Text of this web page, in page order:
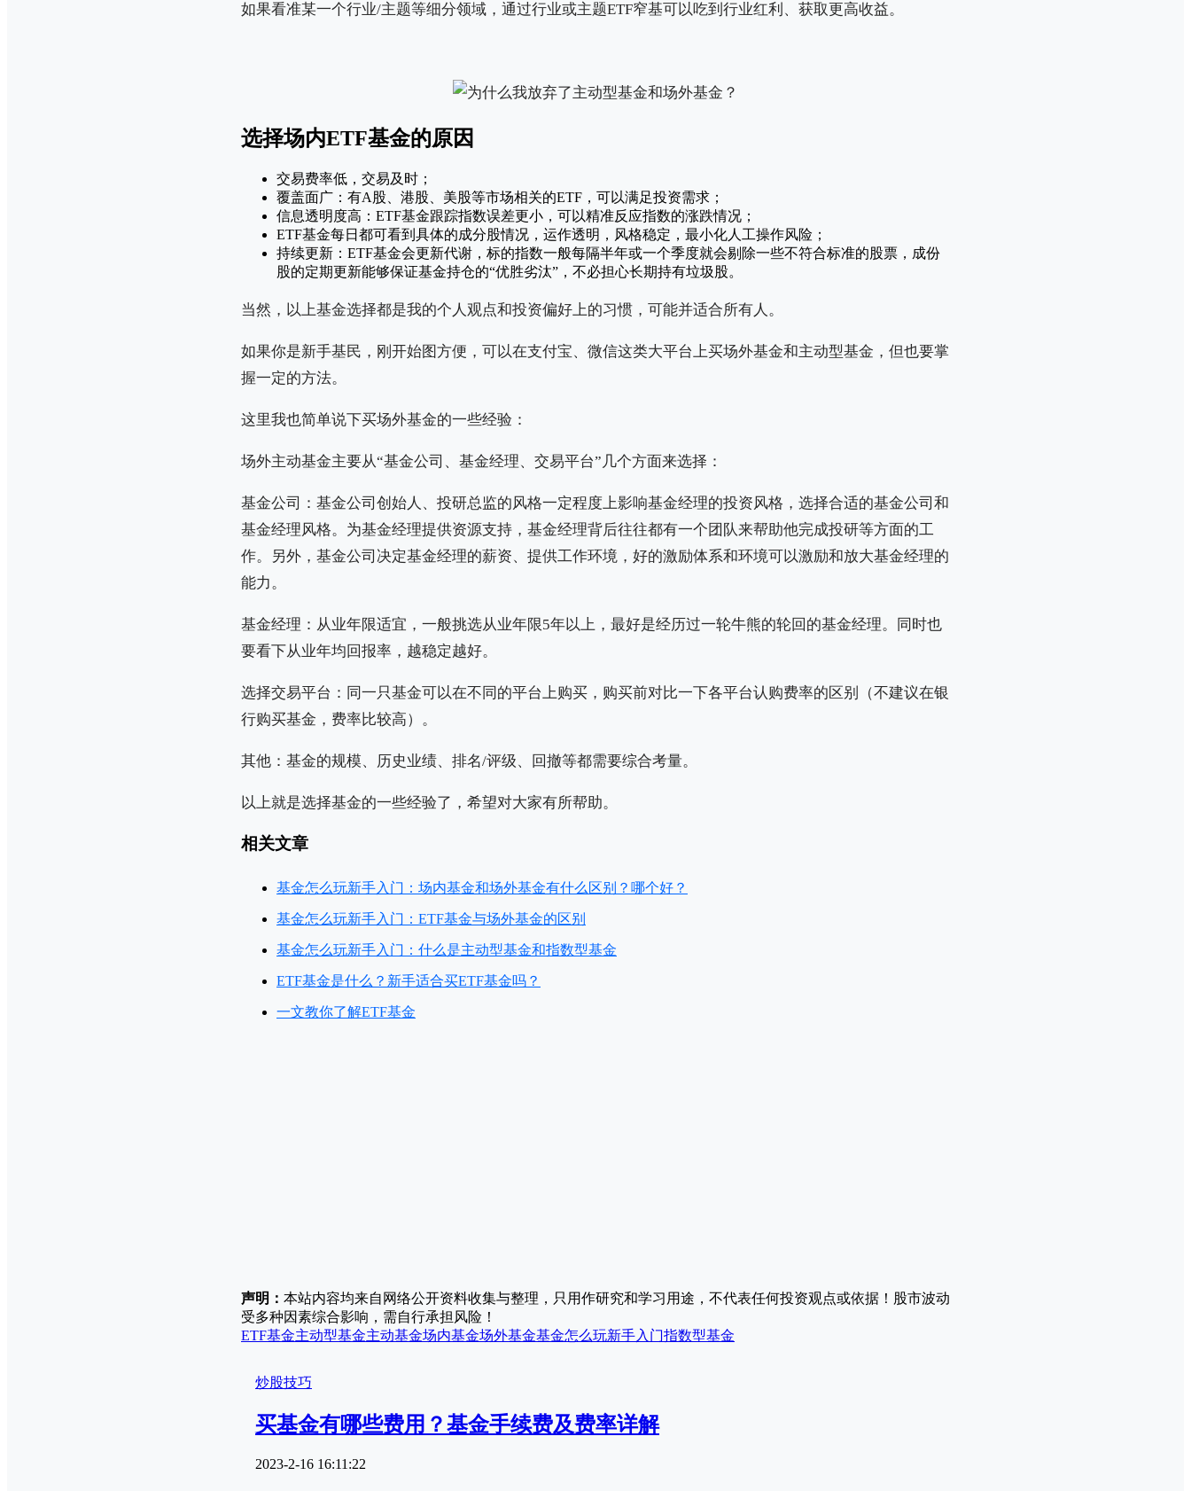
如果看准某一个行业/主题等细分领域，通过行业或主题ETF窄基可以吃到行业红利、获取更高收益。
选择场内ETF基金的原因
交易费率低，交易及时；
覆盖面广：有A股、港股、美股等市场相关的ETF，可以满足投资需求；
信息透明度高：ETF基金跟踪指数误差更小，可以精准反应指数的涨跌情况；
ETF基金每日都可看到具体的成分股情况，运作透明，风格稳定，最小化人工操作风险；
持续更新：ETF基金会更新代谢，标的指数一般每隔半年或一个季度就会剔除一些不符合标准的股票，成份
股的定期更新能够保证基金持仓的“优胜劣汰”，不必担心长期持有垃圾股。
当然，以上基金选择都是我的个人观点和投资偏好上的习惯，可能并适合所有人。
如果你是新手基民，刚开始图方便，可以在支付宝、微信这类大平台上买场外基金和主动型基金，但也要掌
握一定的方法。
这里我也简单说下买场外基金的一些经验：
场外主动基金主要从“基金公司、基金经理、交易平台”几个方面来选择：
基金公司：基金公司创始人、投研总监的风格一定程度上影响基金经理的投资风格，选择合适的基金公司和
基金经理风格。为基金经理提供资源支持，基金经理背后往往都有一个团队来帮助他完成投研等方面的工
作。另外，基金公司决定基金经理的薪资、提供工作环境，好的激励体系和环境可以激励和放大基金经理的
能力。
基金经理：从业年限适宜，一般挑选从业年限5年以上，最好是经历过一轮牛熊的轮回的基金经理。同时也
要看下从业年均回报率，越稳定越好。
选择交易平台：同一只基金可以在不同的平台上购买，购买前对比一下各平台认购费率的区别（不建议在银
行购买基金，费率比较高）。
其他：基金的规模、历史业绩、排名/评级、回撤等都需要综合考量。
以上就是选择基金的一些经验了，希望对大家有所帮助。
相关文章
基金怎么玩新手入门：场内基金和场外基金有什么区别？哪个好？
基金怎么玩新手入门：ETF基金与场外基金的区别
基金怎么玩新手入门：什么是主动型基金和指数型基金
ETF基金是什么？新手适合买ETF基金吗？
一文教你了解ETF基金
声明： 本站内容均来自网络公开资料收集与整理，只用作研究和学习用途，不代表任何投资观点或依据！股市波动
受多种因素综合影响，需自行承担风险！
ETF基金主动型基金主动基金场内基金场外基金基金怎么玩新手入门指数型基金
炒股技巧
买基金有哪些费用？基金手续费及费率详解
2023-2-16 16:11:22